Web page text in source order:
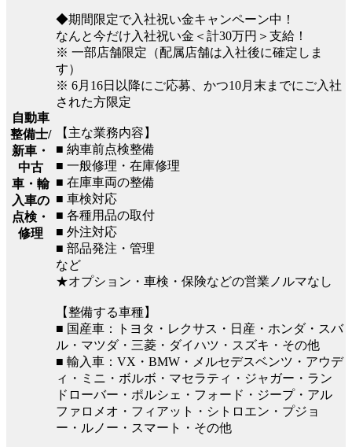
自動車
整備士/
新車・
中古
車・輸
入車の
点検・
修理
◆期間限定で入社祝い金キャンペーン中！
なんと今だけ入社祝い金＜計30万円＞支給！
※ 一部店舗限定（配属店舗は入社後に確定しま
す）
※ 6月16日以降にご応募、かつ10月末までにご入社
された方限定
【主な業務内容】
■ 納車前点検整備
■ 一般修理・在庫修理
■ 在庫車両の整備
■ 車検対応
■ 各種用品の取付
■ 外注対応
■ 部品発注・管理
など
★オプション・車検・保険などの営業ノルマなし
【整備する車種】
■ 国産車：トヨタ・レクサス・日産・ホンダ・スバ
ル・マツダ・三菱・ダイハツ・スズキ・その他
■ 輸入車：VX・BMW・メルセデスベンツ・アウデ
ィ・ミニ・ボルボ・マセラティ・ジャガー・ラン
ドローバー・ポルシェ・フォード・ジープ・アル
ファロメオ・フィアット・シトロエン・プジョ
ー・ルノー・スマート・その他